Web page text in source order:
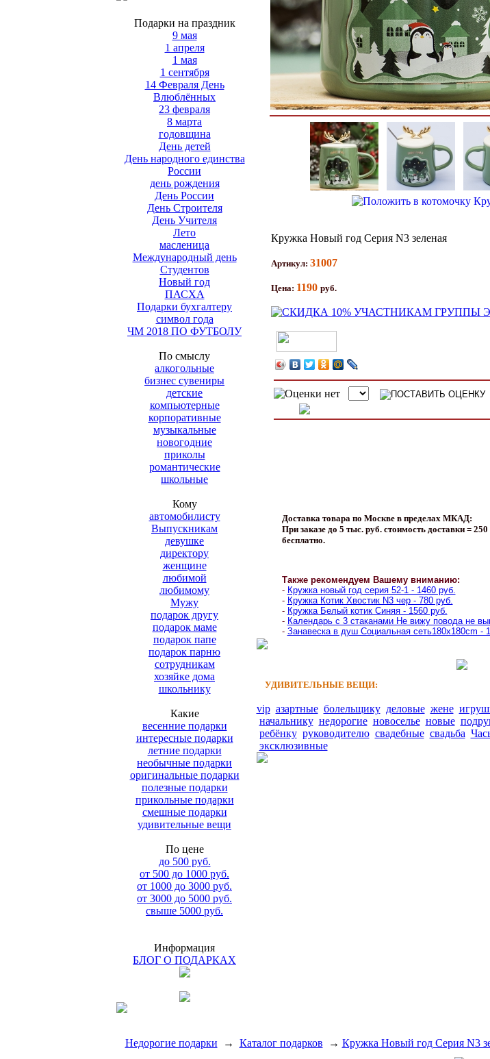
Подарки на праздник
9 мая
1 апреля
1 мая
1 сентября
14 Февраля День
Влюблённых
23 февраля
8 марта
годовщина
День детей
День народного единства
России
день рождения
День России
День Строителя
День Учителя
Лето
масленица
Международный день
Студентов
Новый год
ПАСХА
Подарки бухгалтеру
символ года
ЧМ 2018 ПО ФУТБОЛУ
По смыслу
алкогольные
бизнес сувениры
детские
компьютерные
корпоративные
музыкальные
новогодние
приколы
романтические
школьные
Кому
автомобилисту
Выпускникам
девушке
директору
женщине
любимой
любимому
Мужу
подарок другу
подарок маме
подарок папе
подарок парню
сотрудникам
хозяйке дома
школьнику
Какие
весенние подарки
интересные подарки
летние подарки
необычные подарки
оригинальные подарки
полезные подарки
прикольные подарки
смешные подарки
удивительные вещи
По цене
до 500 руб.
от 500 до 1000 руб.
от 1000 до 3000 руб.
от 3000 до 5000 руб.
свыше 5000 руб.
Информация
БЛОГ О ПОДАРКАХ
Кружка Новый год Серия N3 зеленая
Артикул: 31007
Цена: 1190 руб.
Доставка товара по Москве в пределах МКАД:
При заказе до 5 тыс. руб. стоимость доставки =
бесплатно.
Также рекомендуем Вашему вниманию:
- Кружка новый год серия 52-1 - 1460 руб.
- Кружка Котик Хвостик N3 чер - 780 руб.
- Кружка Белый котик Синяя - 1560 руб.
- Календарь с 3 стаканами Не вижу повода не
- Занавеска в душ Социальная сеть180х180cm -
УДИВИТЕЛЬНЫЕ ВЕЩИ:
vip азартные болельщику деловые жене
начальнику недорогие новоселье новые
ребёнку руководителю свадебные свадьба
эксклюзивные
Недорогие подарки → Каталог подарков → Кружка Новый год Серия N3